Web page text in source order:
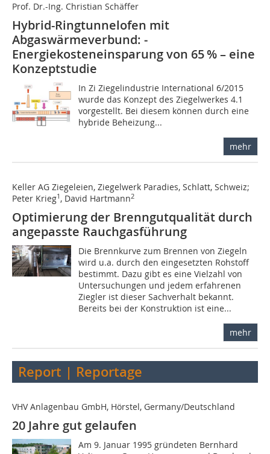
Prof. Dr.-Ing. Christian Schäffer
Hybrid-Ringtunnelofen mit
Abgaswärmeverbund: ­
Energiekosteneinsparung von 65 % – eine
Konzeptstudie
In Zi Ziegelindustrie International 6/2015
wurde das Konzept des Ziegelwerkes 4.1
vorgestellt. Bei diesem können durch eine
hybride Beheizung...
mehr
Keller AG Ziegeleien, Ziegelwerk Paradies, Schlatt, Schweiz;
Peter Krieg1 , David Hartmann2
Optimierung der Brenngutqualität durch
angepasste Rauchgasführung
Die Brennkurve zum Brennen von Ziegeln
wird u.a. durch den eingesetzten Rohstoff
bestimmt. Dazu gibt es eine Vielzahl von
Untersuchungen und jedem erfahrenen
Ziegler ist dieser Sachverhalt bekannt.
Bereits bei der Konstruktion ist eine...
mehr
Report | Reportage
VHV Anlagenbau GmbH, Hörstel, Germany/Deutschland
20 Jahre gut gelaufen
Am 9. Januar 1995 gründeten Bernhard